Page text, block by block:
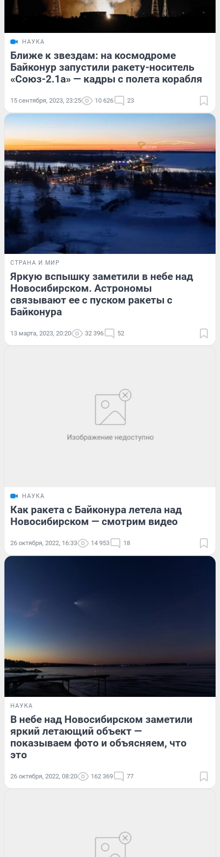
НАУКА
Ближе к звездам: на космодроме
Байконур запустили ракету-носитель
«Союз-2.1а» — кадры с полета корабля
15 сентября, 2023, 23:25 10 626 23
СТРАНА И МИР
Яркую вспышку заметили в небе над
Новосибирском. Астрономы
связывают ее с пуском ракеты с
Байконура
13 марта, 2023, 20:20 32 396 52
НАУКА
Как ракета с Байконура летела над
Новосибирском — смотрим видео
26 октября, 2022, 16:33 14 953 18
НАУКА
В небе над Новосибирском заметили
яркий летающий объект —
показываем фото и объясняем, что
это
26 октября, 2022, 08:20 162 369 77